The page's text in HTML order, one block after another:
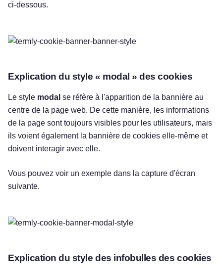
ci-dessous.
Explication du style « modal » des cookies
Le style modal se réfère à l'apparition de la bannière au
centre de la page web. De cette manière, les informations
de la page sont toujours visibles pour les utilisateurs, mais
ils voient également la bannière de cookies elle-même et
doivent interagir avec elle.
Vous pouvez voir un exemple dans la capture d'écran
suivante.
Explication du style des infobulles des cookies